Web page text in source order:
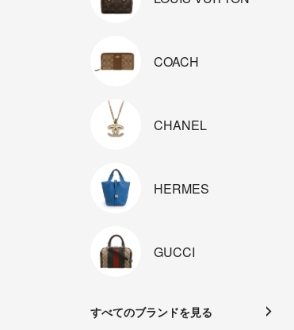
COACH
CHANEL
HERMES
GUCCI
すべてのブランドを見る